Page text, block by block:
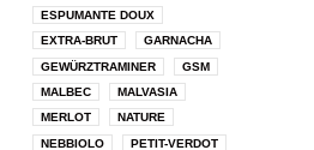
ESPUMANTE DOUX
EXTRA-BRUT
GARNACHA
GEWÜRZTRAMINER
GSM
MALBEC
MALVASIA
MERLOT
NATURE
NEBBIOLO
PETIT-VERDOT